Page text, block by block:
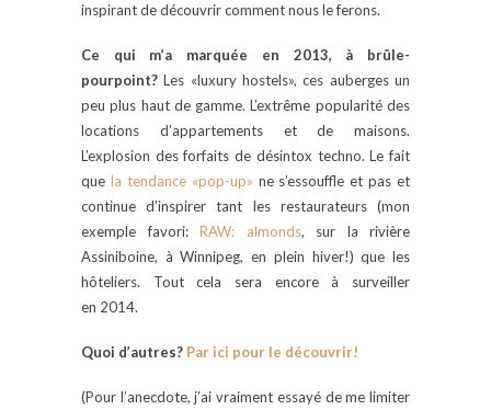
inspirant de découvrir comment nous le ferons.
Ce qui m’a marquée en 2013, à brûle-
pourpoint? Les «luxury hostels», ces auberges un
peu plus haut de gamme. L’extrême popularité des
locations d’appartements et de maisons.
L’explosion des forfaits de désintox techno. Le fait
que la tendance «pop-up» ne s’essouffle et pas et
continue d’inspirer tant les restaurateurs (mon
exemple favori: RAW: almonds, sur la rivière
Assiniboine, à Winnipeg, en plein hiver!) que les
hôteliers. Tout cela sera encore à surveiller
en 2014.
Quoi d’autres? Par ici pour le découvrir!
(Pour l’anecdote, j’ai vraiment essayé de me limiter